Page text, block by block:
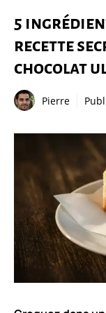
5
recette
chocolat
Pierre